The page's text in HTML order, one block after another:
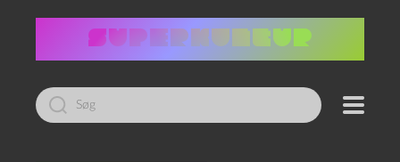
Led
efter: